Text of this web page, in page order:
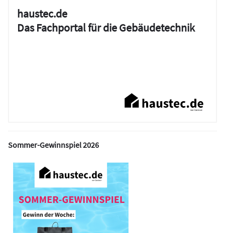
haustec.de
Das Fachportal für die Gebäudetechnik
Sommer-Gewinnspiel 2026